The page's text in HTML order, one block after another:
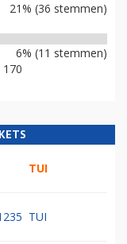
21% (36 stemmen)
6% (11 stemmen)
TUI
TUI